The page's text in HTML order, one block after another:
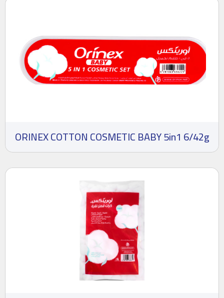
ORINEX COTTON COSMETIC BABY 5in1 6/42g